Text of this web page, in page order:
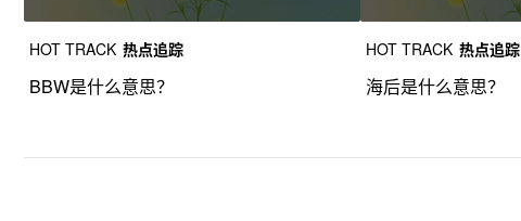
HOT TRACK 热点追踪
BBW是什么意思？
HOT TRACK 热点追踪
海后是什么意思？